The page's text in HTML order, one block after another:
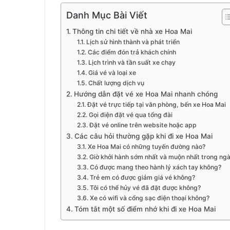
Danh Mục Bài Viết
Thông tin chi tiết về nhà xe Hoa Mai
Lịch sử hình thành và phát triển
Các điểm đón trả khách chính
Lịch trình và tần suất xe chạy
Giá vé và loại xe
Chất lượng dịch vụ
Hướng dẫn đặt vé xe Hoa Mai nhanh chóng
Đặt vé trực tiếp tại văn phòng, bến xe Hoa Mai
Gọi điện đặt vé qua tổng đài
Đặt vé online trên website hoặc app
Các câu hỏi thường gặp khi đi xe Hoa Mai
Xe Hoa Mai có những tuyến đường nào?
Giờ khởi hành sớm nhất và muộn nhất trong
Có được mang theo hành lý xách tay không?
Trẻ em có được giảm giá vé không?
Tôi có thể hủy vé đã đặt được không?
Xe có wifi và cổng sạc điện thoại không?
Tóm tắt một số điểm nhớ khi đi xe Hoa Mai